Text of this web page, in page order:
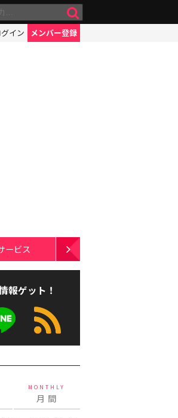
イン メンバー登録
ービス
報ゲット！
MONTHLY
月 間